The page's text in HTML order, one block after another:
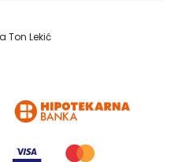
Ton Lekić